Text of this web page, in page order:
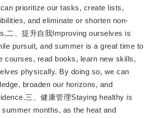
prioritize our tasks, create lists,
and eliminate or shorten non-
二、提升自我Improving ourselves is
pursuit, and summer is a great time to
courses, read books, learn new skills,
physically. By doing so, we can
broaden our horizons, and
三、健康管理Staying healthy is
months, as the heat and